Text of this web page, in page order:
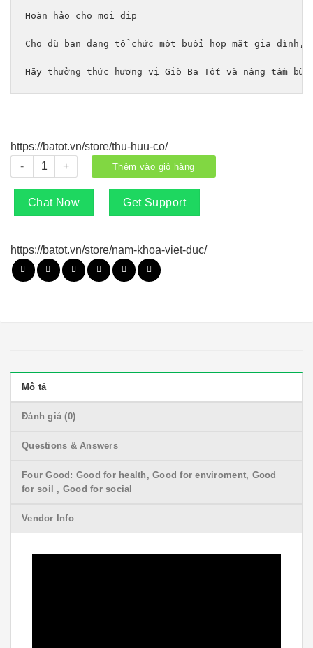
Hoàn hảo cho mọi dịp
Cho dù bạn đang tổ chức một buổi họp mặt gia
Hãy thưởng thức hương vị Giò Ba Tốt và nâng tầm
https://batot.vn/store/thu-huu-co/
Giò Ba Tốt số lượng Thêm vào giỏ hàng
Chat Now Get Support
https://batot.vn/store/nam-khoa-viet-duc/
Mô tả
Đánh giá (0)
Questions & Answers
Four Good: Good for health, Good for enviroment, Good
for soil , Good for social
Vendor Info